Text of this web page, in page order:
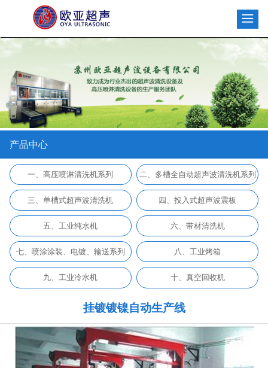
产品中心
一、高压喷淋清洗机系列 二、多槽全自动超声波清洗机系列
三、单槽式超声波清洗机 四、投入式超声波震板
五、工业纯水机 六、带材清洗机
七、喷涂涂装、电镀、输送系列 八、工业烤箱
九、工业冷水机 十、真空回收机
挂镀镀镍自动生产线